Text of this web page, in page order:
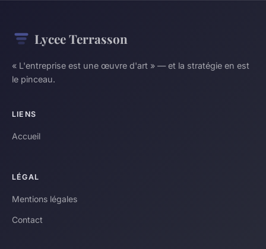
Lycee Terrasson
« L'entreprise est une œuvre d'art » — et la stratégie en est
le pinceau.
LIENS
Accueil
LÉGAL
Mentions légales
Contact